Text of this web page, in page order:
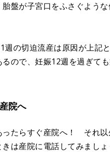
胎盤が子宮口をふさぐよう
週の切迫流産は原因が上記
ので、妊娠12週を過ぎて
院へ
ったらすぐ産院へ！ それ
は産院に電話してみましょ